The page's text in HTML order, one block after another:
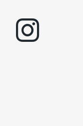
instagram